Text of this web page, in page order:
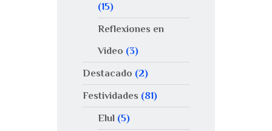
(15)
Reflexiones en
Video (3)
Destacado (2)
Festividades (81)
Elul(5)